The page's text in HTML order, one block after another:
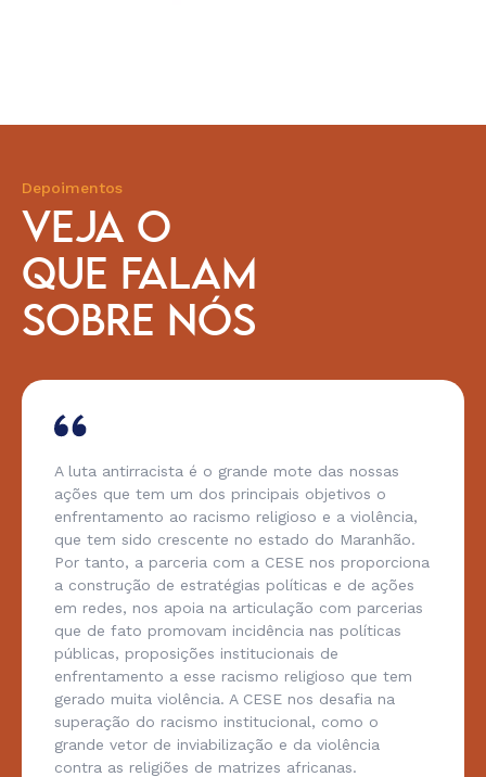
Depoimentos
VEJA O
QUE FALAM
SOBRE NÓS
A luta antirracista é o grande mote das nossas
ações que tem um dos principais objetivos o
enfrentamento ao racismo religioso e a violência,
que tem sido crescente no estado do Maranhão.
Por tanto, a parceria com a CESE nos proporciona
a construção de estratégias políticas e de ações
em redes, nos apoia na articulação com parcerias
que de fato promovam incidência nas políticas
públicas, proposições institucionais de
enfrentamento a esse racismo religioso que tem
gerado muita violência. A CESE nos desafia na
superação do racismo institucional, como o
grande vetor de inviabilização e da violência
contra as religiões de matrizes africanas.